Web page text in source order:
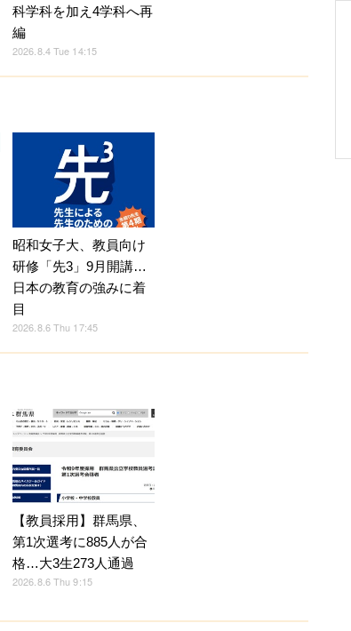
科学科を加え4学科へ再
編
2026.8.4 Tue 14:15
昭和女子大、教員向け
研修「先3」9月開講…
日本の教育の強みに着
目
2026.8.6 Thu 17:45
【教員採用】群馬県、
第1次選考に885人が合
格…大3生273人通過
2026.8.6 Thu 9:15